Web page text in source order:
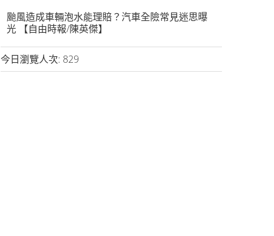
颱風造成車輛泡水能理賠？汽車全險常見迷思曝
光 【自由時報/陳英傑】
今日瀏覽人次: 829